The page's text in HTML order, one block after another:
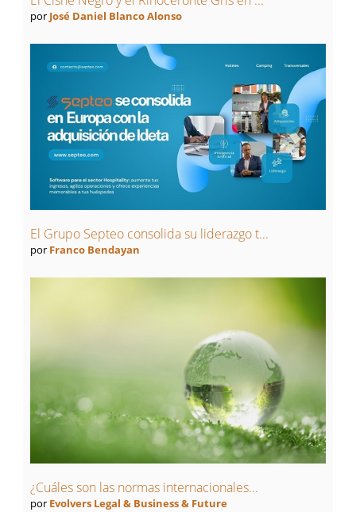
por José Daniel Blanco Alonso
El Grupo Septeo consolida su liderazgo t...
por Franco Bendayan
¿Cuáles son las normas internacionales...
por Evolvers Legal & Business & Future